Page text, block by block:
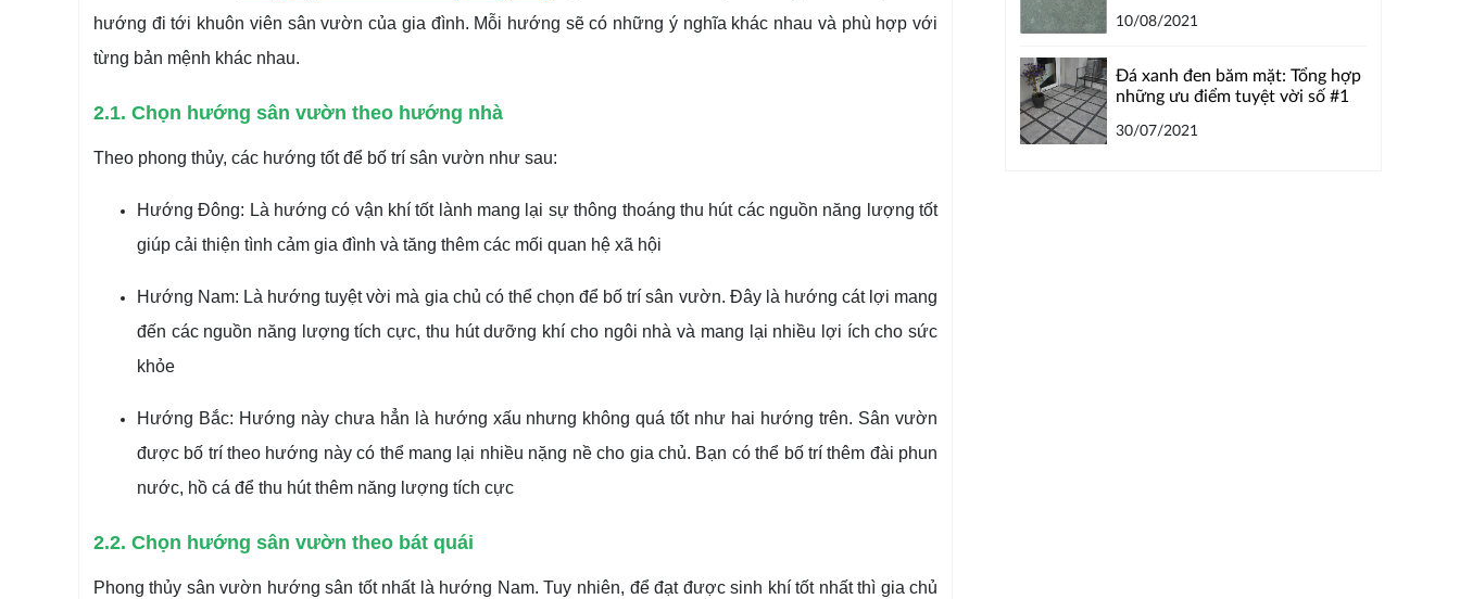
hướng đi tới khuôn viên sân vườn của gia đình. Mỗi hướng sẽ có những ý nghĩa khác nhau và phù hợp với
từng bản mệnh khác nhau.
2.1. Chọn hướng sân vườn theo hướng nhà
Theo phong thủy, các hướng tốt để bố trí sân vườn như sau:
Hướng Đông: Là hướng có vận khí tốt lành mang lại sự thông thoáng thu hút các nguồn năng lượng tốt
giúp cải thiện tình cảm gia đình và tăng thêm các mối quan hệ xã hội
Hướng Nam: Là hướng tuyệt vời mà gia chủ có thể chọn để bố trí sân vườn. Đây là hướng cát lợi mang
đến các nguồn năng lượng tích cực, thu hút dưỡng khí cho ngôi nhà và mang lại nhiều lợi ích cho sức
khỏe
Hướng Bắc: Hướng này chưa hẳn là hướng xấu nhưng không quá tốt như hai hướng trên. Sân vườn
được bố trí theo hướng này có thể mang lại nhiều nặng nề cho gia chủ. Bạn có thể bố trí thêm đài phun
nước, hồ cá để thu hút thêm năng lượng tích cực
2.2. Chọn hướng sân vườn theo bát quái
Phong thủy sân vườn hướng sân tốt nhất là hướng Nam. Tuy nhiên, để đạt được sinh khí tốt nhất thì gia chủ
10/08/2021
Đá xanh đen băm mặt: Tổng hợp
những ưu điểm tuyệt vời số #1
30/07/2021